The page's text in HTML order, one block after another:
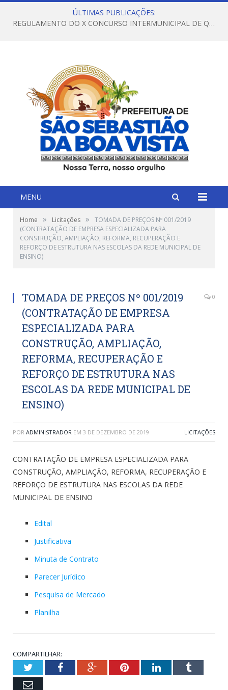
ÚLTIMAS PUBLICAÇÕES:
REGULAMENTO DO X CONCURSO INTERMUNICIPAL DE QUADRILHAS JUNINAS – 2026 – ARRAIÁ DA VENEZA
MENU
Home » Licitações »
TOMADA DE PREÇOS Nº 001/2019
(CONTRATAÇÃO DE EMPRESA ESPECIALIZADA PARA
CONSTRUÇÃO, AMPLIAÇÃO, REFORMA, RECUPERAÇÃO E
REFORÇO DE ESTRUTURA NAS ESCOLAS DA REDE MUNICIPAL DE
ENSINO)
TOMADA DE PREÇOS Nº 001/2019
(CONTRATAÇÃO DE EMPRESA
ESPECIALIZADA PARA
CONSTRUÇÃO, AMPLIAÇÃO,
REFORMA, RECUPERAÇÃO E
REFORÇO DE ESTRUTURA NAS
ESCOLAS DA REDE MUNICIPAL DE
ENSINO)
0
POR ADMINISTRADOR EM 3 DE DEZEMBRO DE 2019 LICITAÇÕES
CONTRATAÇÃO DE EMPRESA ESPECIALIZADA PARA
CONSTRUÇÃO, AMPLIAÇÃO, REFORMA, RECUPERAÇÃO E
REFORÇO DE ESTRUTURA NAS ESCOLAS DA REDE
MUNICIPAL DE ENSINO
Edital
Justificativa
Minuta de Contrato
Parecer Jurídico
Pesquisa de Mercado
Planilha
COMPARTILHAR:
TwitterFacebookGoogle+PinterestLinkedInTumblr
Email